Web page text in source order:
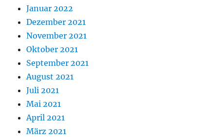
Januar 2022
Dezember 2021
November 2021
Oktober 2021
September 2021
August 2021
Juli 2021
Mai 2021
April 2021
März 2021